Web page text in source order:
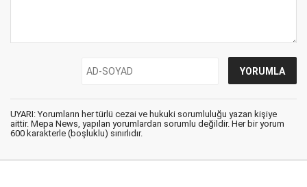
UYARI: Yorumların her türlü cezai ve hukuki sorumluluğu yazan kişiye
aittir. Mepa News, yapılan yorumlardan sorumlu değildir. Her bir yorum
600 karakterle (boşluklu) sınırlıdır.